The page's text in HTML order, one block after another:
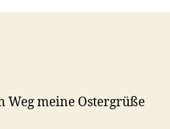
und
Weg meine Ostergrüße